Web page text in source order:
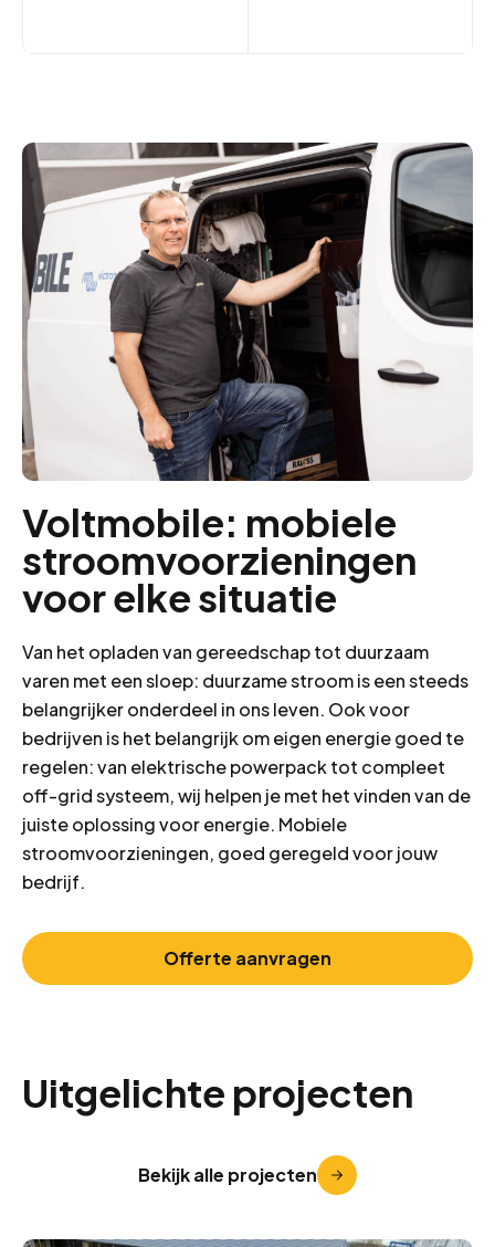
Voltmobile: mobiele
stroomvoorzieningen
voor elke situatie
Van het opladen van gereedschap tot duurzaam
varen met een sloep: duurzame stroom is een steeds
belangrijker onderdeel in ons leven. Ook voor
bedrijven is het belangrijk om eigen energie goed te
regelen: van elektrische powerpack tot compleet
off-grid systeem, wij helpen je met het vinden van de
juiste oplossing voor energie. Mobiele
stroomvoorzieningen, goed geregeld voor jouw
bedrijf.
Offerte aanvragen
Uitgelichte projecten
Bekijk alle projecten